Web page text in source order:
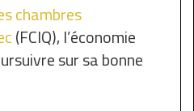
chambres
(FCIQ), l’économie
sur sa bonne